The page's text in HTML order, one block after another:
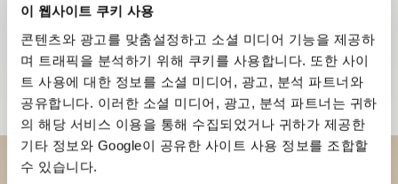
이 웹사이트 쿠키 사용
콘텐츠와 광고를 맞춤설정하고 소셜 미디어 기능을 제공하
며 트래픽을 분석하기 위해 쿠키를 사용합니다. 또한 사이
트 사용에 대한 정보를 소셜 미디어, 광고, 분석 파트너와
공유합니다. 이러한 소셜 미디어, 광고, 분석 파트너는 귀하
의 해당 서비스 이용을 통해 수집되었거나 귀하가 제공한
기타 정보와 Google이 공유한 사이트 사용 정보를 조합할
수 있습니다.